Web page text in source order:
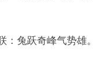
：兔跃奇峰气势雄。